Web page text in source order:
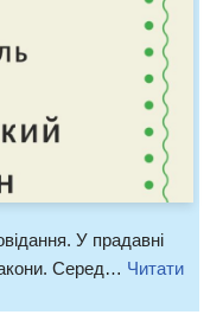
У прадавні
Серед… Читати